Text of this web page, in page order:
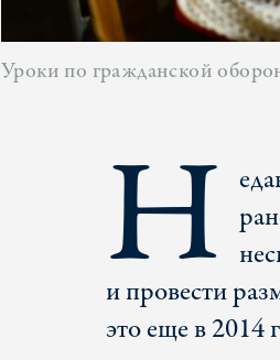
Уроки по гражданской
Н
и провести
это еще в 2014